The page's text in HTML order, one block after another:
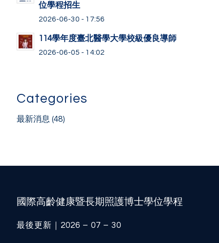
位學程招生
2026-06-30 - 17:56
114學年度臺北醫學大學校級優良導師
2026-06-05 - 14:02
Categories
最新消息 (48)
國際高齡健康暨長期照護博士學位學程
最後更新｜2026 – 07 – 30